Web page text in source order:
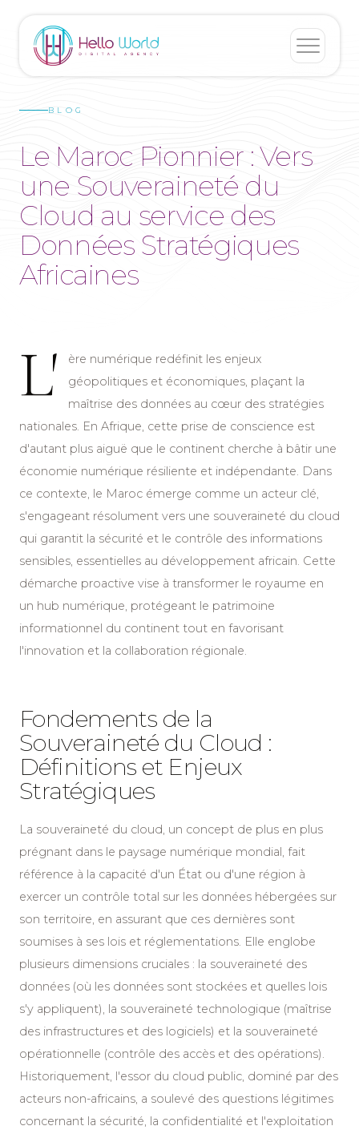
BLOG
Le Maroc Pionnier : Vers
une Souveraineté du
Cloud au service des
Données Stratégiques
Africaines
L'
ère numérique redéfinit les enjeux
géopolitiques et économiques, plaçant la
maîtrise des données au cœur des stratégies
nationales. En Afrique, cette prise de conscience est
d'autant plus aiguë que le continent cherche à bâtir une
économie numérique résiliente et indépendante. Dans
ce contexte, le Maroc émerge comme un acteur clé,
s'engageant résolument vers une souveraineté du cloud
qui garantit la sécurité et le contrôle des informations
sensibles, essentielles au développement africain. Cette
démarche proactive vise à transformer le royaume en
un hub numérique, protégeant le patrimoine
informationnel du continent tout en favorisant
l'innovation et la collaboration régionale.
Fondements de la
Souveraineté du Cloud :
Définitions et Enjeux
Stratégiques
La souveraineté du cloud, un concept de plus en plus
prégnant dans le paysage numérique mondial, fait
référence à la capacité d'un État ou d'une région à
exercer un contrôle total sur les données hébergées sur
son territoire, en assurant que ces dernières sont
soumises à ses lois et réglementations. Elle englobe
plusieurs dimensions cruciales : la souveraineté des
données (où les données sont stockées et quelles lois
s'y appliquent), la souveraineté technologique (maîtrise
des infrastructures et des logiciels) et la souveraineté
opérationnelle (contrôle des accès et des opérations).
Historiquement, l'essor du cloud public, dominé par des
acteurs non-africains, a soulevé des questions légitimes
concernant la sécurité, la confidentialité et l'exploitation